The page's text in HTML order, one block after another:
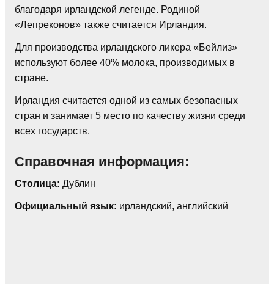
благодаря ирландской легенде. Родиной
«Лепреконов» также считается Ирландия.
Для производства ирландского ликера «Бейлиз»
используют более 40% молока, производимых в
стране.
Ирландия считается одной из самых безопасных
стран и занимает 5 место по качеству жизни среди
всех государств.
Справочная информация:
Столица: Дублин
Официальный язык: ирландский, английский